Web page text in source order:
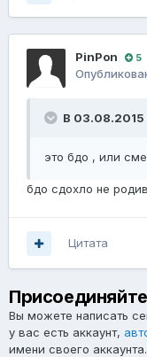
PinPon 5
В 03.08.2015
это бдо , или
бдо сдохло не
Цитата
Вы можете написать
у вас есть аккаунт,
имени своего аккаунта.